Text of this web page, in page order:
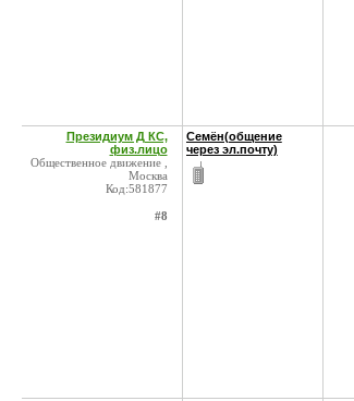
Президиум Д КС,
физ.лицо
Общественное движение ,
Москва
Код:581877
#8
Семён(общение
через эл.почту)